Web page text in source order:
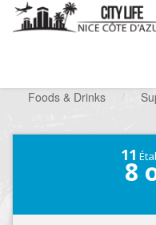
Foods & Drinks
/
11
8